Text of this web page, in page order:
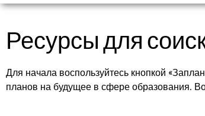
Ресурсы для
Для начала воспользуйтесь кнопкой
планов на будущее в сфере образования.